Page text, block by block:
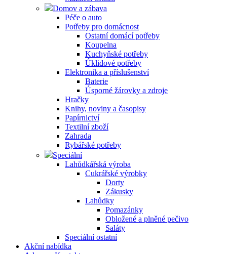
Domov a zábava
Péče o auto
Potřeby pro domácnost
Ostatní domácí potřeby
Koupelna
Kuchyňské potřeby
Úklidové potřeby
Elektronika a příslušenství
Baterie
Úsporné žárovky a zdroje
Hračky
Knihy, noviny a časopisy
Papírnictví
Textilní zboží
Zahrada
Rybářské potřeby
Speciální
Lahůdkářská výroba
Cukrářské výrobky
Dorty
Zákusky
Lahůdky
Pomazánky
Obložené a plněné pečivo
Saláty
Speciální ostatní
Akční nabídka